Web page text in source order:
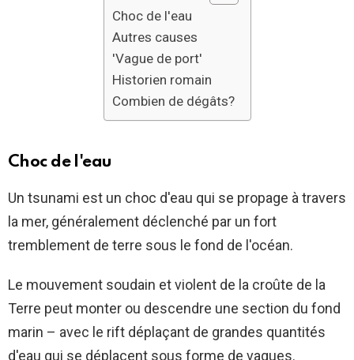
Choc de l'eau
Autres causes
'Vague de port'
Historien romain
Combien de dégâts?
Choc de l'eau
Un tsunami est un choc d'eau qui se propage à travers
la mer, généralement déclenché par un fort
tremblement de terre sous le fond de l'océan.
Le mouvement soudain et violent de la croûte de la
Terre peut monter ou descendre une section du fond
marin – avec le rift déplaçant de grandes quantités
d'eau qui se déplacent sous forme de vagues.